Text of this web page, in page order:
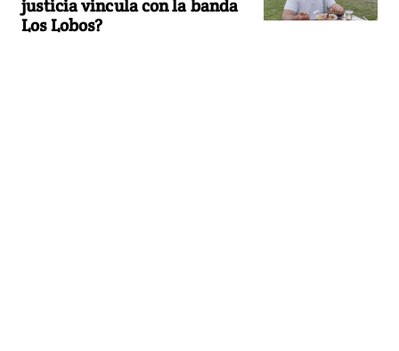
justicia vincula con la banda
Los Lobos?